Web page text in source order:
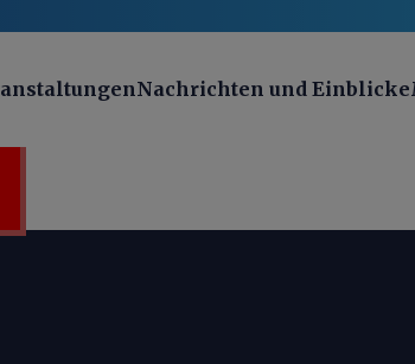
Nachrichten und Einblicke